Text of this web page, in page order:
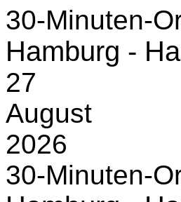
30-Minuten-
Hamburg -
27
August
2026
30-Minuten-